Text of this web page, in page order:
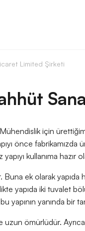
Limited Şirketi
Mühendislik için
önce
kullanıma hazır
ek olarak
yapıda iki
yapının yanında bir
uzun ömürlüdür.